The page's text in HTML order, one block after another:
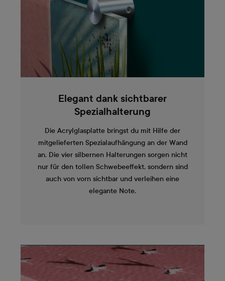
Elegant dank sichtbarer
Spezialhalterung
Die Acrylglasplatte bringst du mit Hilfe der
mitgelieferten Spezialaufhängung an der Wand
an. Die vier silbernen Halterungen sorgen nicht
nur für den tollen Schwebeeffekt, sondern sind
auch von vorn sichtbar und verleihen eine
elegante Note.